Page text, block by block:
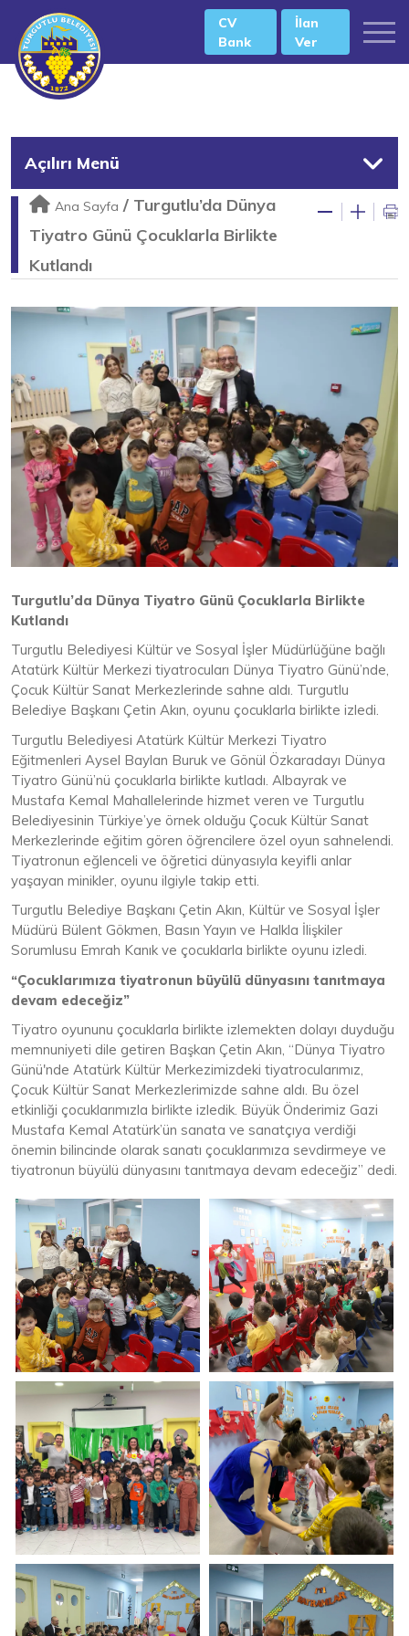
CV
Bank
İlan
Ver
Açılırı Menü
Ana Sayfa / Turgutlu’da Dünya
Tiyatro Günü Çocuklarla Birlikte
Kutlandı
Turgutlu’da Dünya Tiyatro Günü Çocuklarla Birlikte
Kutlandı
Turgutlu Belediyesi Kültür ve Sosyal İşler Müdürlüğüne bağlı
Atatürk Kültür Merkezi tiyatrocuları Dünya Tiyatro Günü’nde,
Çocuk Kültür Sanat Merkezlerinde sahne aldı. Turgutlu
Belediye Başkanı Çetin Akın, oyunu çocuklarla birlikte izledi.
Turgutlu Belediyesi Atatürk Kültür Merkezi Tiyatro
Eğitmenleri Aysel Baylan Buruk ve Gönül Özkaradayı Dünya
Tiyatro Günü’nü çocuklarla birlikte kutladı. Albayrak ve
Mustafa Kemal Mahallelerinde hizmet veren ve Turgutlu
Belediyesinin Türkiye’ye örnek olduğu Çocuk Kültür Sanat
Merkezlerinde eğitim gören öğrencilere özel oyun sahnelendi.
Tiyatronun eğlenceli ve öğretici dünyasıyla keyifli anlar
yaşayan minikler, oyunu ilgiyle takip etti.
Turgutlu Belediye Başkanı Çetin Akın, Kültür ve Sosyal İşler
Müdürü Bülent Gökmen, Basın Yayın ve Halkla İlişkiler
Sorumlusu Emrah Kanık ve çocuklarla birlikte oyunu izledi.
“Çocuklarımıza tiyatronun büyülü dünyasını tanıtmaya
devam edeceğiz”
Tiyatro oyununu çocuklarla birlikte izlemekten dolayı duyduğu
memnuniyeti dile getiren Başkan Çetin Akın, “Dünya Tiyatro
Günü'nde Atatürk Kültür Merkezimizdeki tiyatrocularımız,
Çocuk Kültür Sanat Merkezlerimizde sahne aldı. Bu özel
etkinliği çocuklarımızla birlikte izledik. Büyük Önderimiz Gazi
Mustafa Kemal Atatürk’ün sanata ve sanatçıya verdiği
önemin bilincinde olarak sanatı çocuklarımıza sevdirmeye ve
tiyatronun büyülü dünyasını tanıtmaya devam edeceğiz” dedi.